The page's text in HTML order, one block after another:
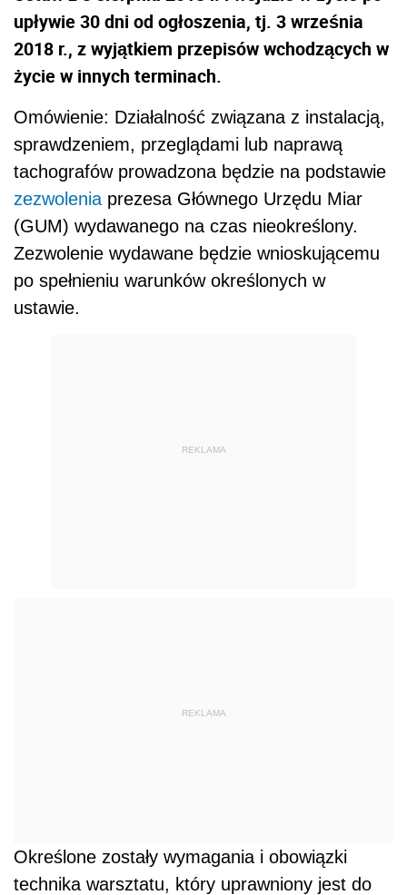
upływie 30 dni od ogłoszenia, tj. 3 września
2018 r., z wyjątkiem przepisów wchodzących w
życie w innych terminach.
Omówienie: Działalność związana z instalacją,
sprawdzeniem, przeglądami lub naprawą
tachografów prowadzona będzie na podstawie
zezwolenia prezesa Głównego Urzędu Miar
(GUM) wydawanego na czas nieokreślony.
Zezwolenie wydawane będzie wnioskującemu
po spełnieniu warunków określonych w
ustawie.
REKLAMA
REKLAMA
Określone zostały wymagania i obowiązki
technika warsztatu, który uprawniony jest do